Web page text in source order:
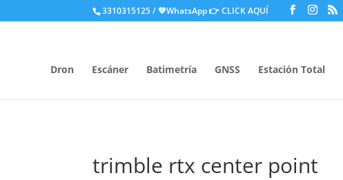
3310315125 / 💚WhatsApp👉 CLICK AQUÍ
Dron Escáner Batimetría GNSS Estación Total
trimble rtx center point